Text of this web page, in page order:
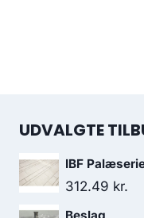
UDVALGTE
IBF
312.49 kr.